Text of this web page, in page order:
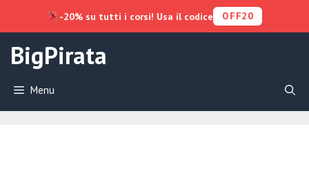
contenuto
BigPirata
Menu
-20% su tutti i corsi! Usa il codice OFF20